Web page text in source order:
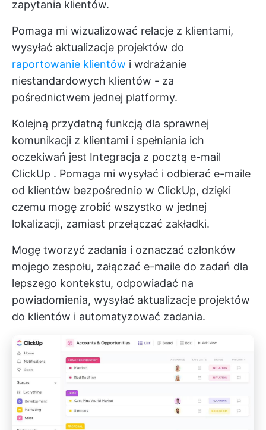
zapytania klientów.
Pomaga mi wizualizować relacje z klientami,
wysyłać aktualizacje projektów do
raportowanie klientów i wdrażanie
niestandardowych klientów - za
pośrednictwem jednej platformy.
Kolejną przydatną funkcją dla sprawnej
komunikacji z klientami i spełniania ich
oczekiwań jest Integracja z pocztą e-mail
ClickUp . Pomaga mi wysyłać i odbierać e-maile
od klientów bezpośrednio w ClickUp, dzięki
czemu mogę zrobić wszystko w jednej
lokalizacji, zamiast przełączać zakładki.
Mogę tworzyć zadania i oznaczać członków
mojego zespołu, załączać e-maile do zadań dla
lepszego kontekstu, odpowiadać na
powiadomienia, wysyłać aktualizacje projektów
do klientów i automatyzować zadania.